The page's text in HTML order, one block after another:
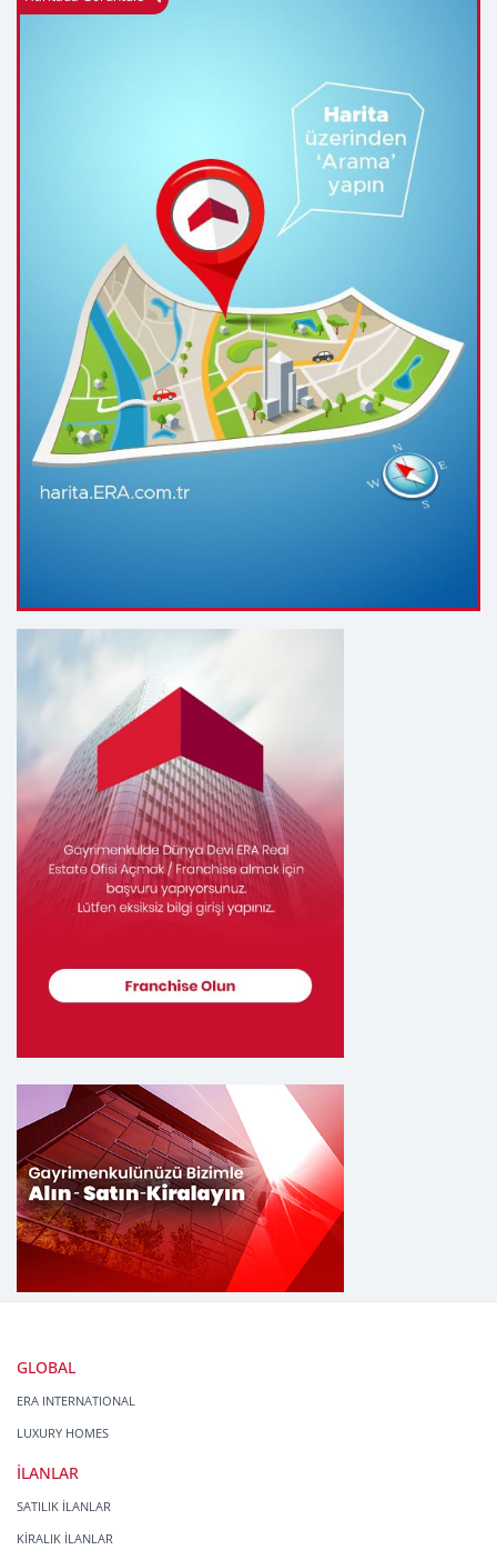
GLOBAL
ERA INTERNATIONAL
LUXURY HOMES
İLANLAR
SATILIK İLANLAR
KİRALIK İLANLAR